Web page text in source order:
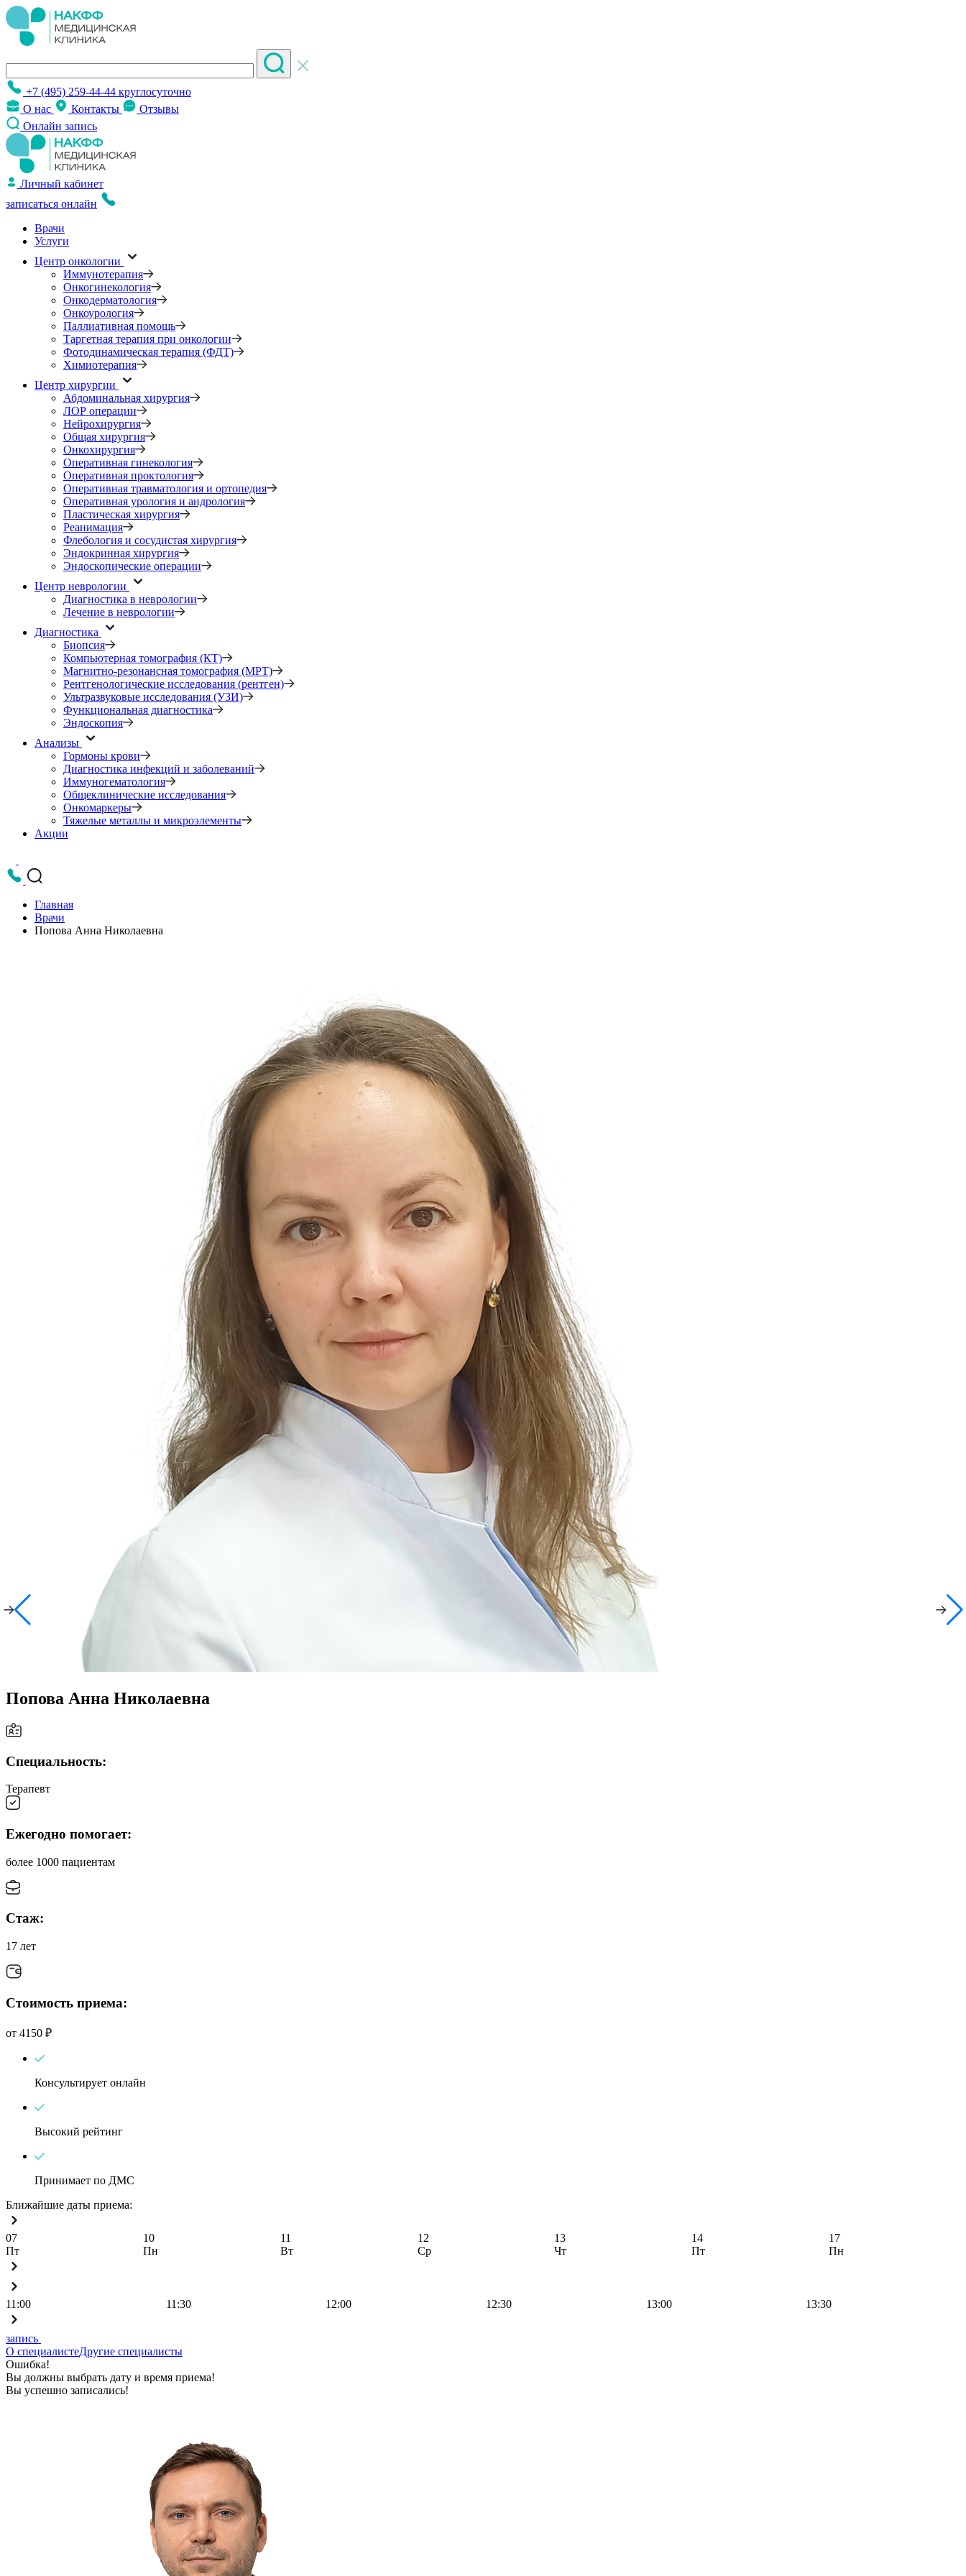
+7 (495) 259-44-44 круглосуточно
О нас
Контакты
Отзывы
Онлайн запись
Личный кабинет
записаться онлайн
Врачи
Услуги
Центр онкологии
Иммунотерапия
Онкогинекология
Онкодерматология
Онкоурология
Паллиативная помощь
Таргетная терапия при онкологии
Фотодинамическая терапия (ФДТ)
Химиотерапия
Центр хирургии
Абдоминальная хирургия
ЛОР операции
Нейрохирургия
Общая хирургия
Онкохирургия
Оперативная гинекология
Оперативная проктология
Оперативная травматология и ортопедия
Оперативная урология и андрология
Пластическая хирургия
Реанимация
Флебология и сосудистая хирургия
Эндокринная хирургия
Эндоскопические операции
Центр неврологии
Диагностика в неврологии
Лечение в неврологии
Диагностика
Биопсия
Компьютерная томография (КТ)
Магнитно-резонансная томография (МРТ)
Рентгенологические исследования (рентген)
Ультразвуковые исследования (УЗИ)
Функциональная диагностика
Эндоскопия
Анализы
Гормоны крови
Диагностика инфекций и заболеваний
Иммуногематология
Общеклинические исследования
Онкомаркеры
Тяжелые металлы и микроэлементы
Акции
Главная
Врачи
Попова Анна Николаевна
Попова Анна Николаевна
Специальность:
Терапевт
Ежегодно помогает:
более 1000 пациентам
Стаж:
17 лет
Стоимость приема:
от 4150 ₽
Консультирует онлайн
Высокий рейтинг
Принимает по ДМС
Ближайшие даты приема:
07
Пт
10
Пн
11
Вт
12
Ср
13
Чт
14
Пт
17
Пн
11:00 11:30 12:00 12:30 13:00 13:30
запись
О специалистеДругие специалисты
Ошибка!
Вы должны выбрать дату и время приема!
Вы успешно записались!